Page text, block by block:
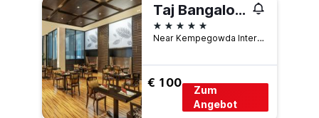
Taj Bangalore
5 Sterne
Near Kempegowda International Airport, Devanhalli, Indien
€ 100
Zum
Angebot